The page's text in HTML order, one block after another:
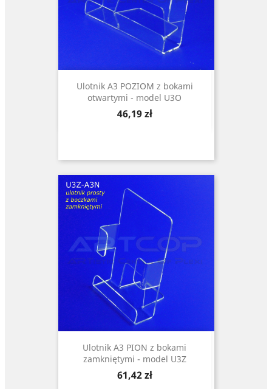
Ulotnik A3 POZIOM z bokami
otwartymi - model U3O
Cena
46,19 zł
Ulotnik A3 PION z bokami
zamkniętymi - model U3Z
Cena
61,42 zł